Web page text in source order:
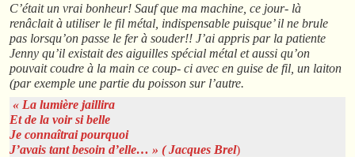
C’était un vrai bonheur! Sauf que ma machine, ce jour- là
renâclait à utiliser le fil métal, indispensable puisque’ il ne brule
pas lorsqu’on passe le fer à souder!! J’ai appris par la patiente
Jenny qu’il existait des aiguilles spécial métal et aussi qu’on
pouvait coudre à la main ce coup- ci avec en guise de fil, un laiton
(par exemple une partie du poisson sur l’autre.
« La lumière jaillira
Et de la voir si belle
Je connaîtrai pourquoi
J’avais tant besoin d’elle… » ( Jacques Brel)